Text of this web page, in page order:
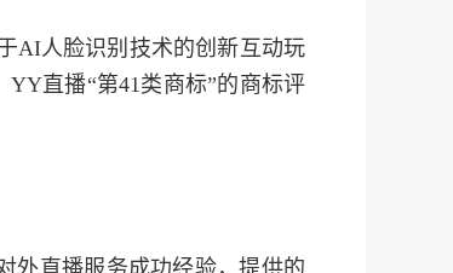
AI人脸识别技术的创新互动玩
直播“第41类商标”的商标评
外直播服务成功经验，提供的